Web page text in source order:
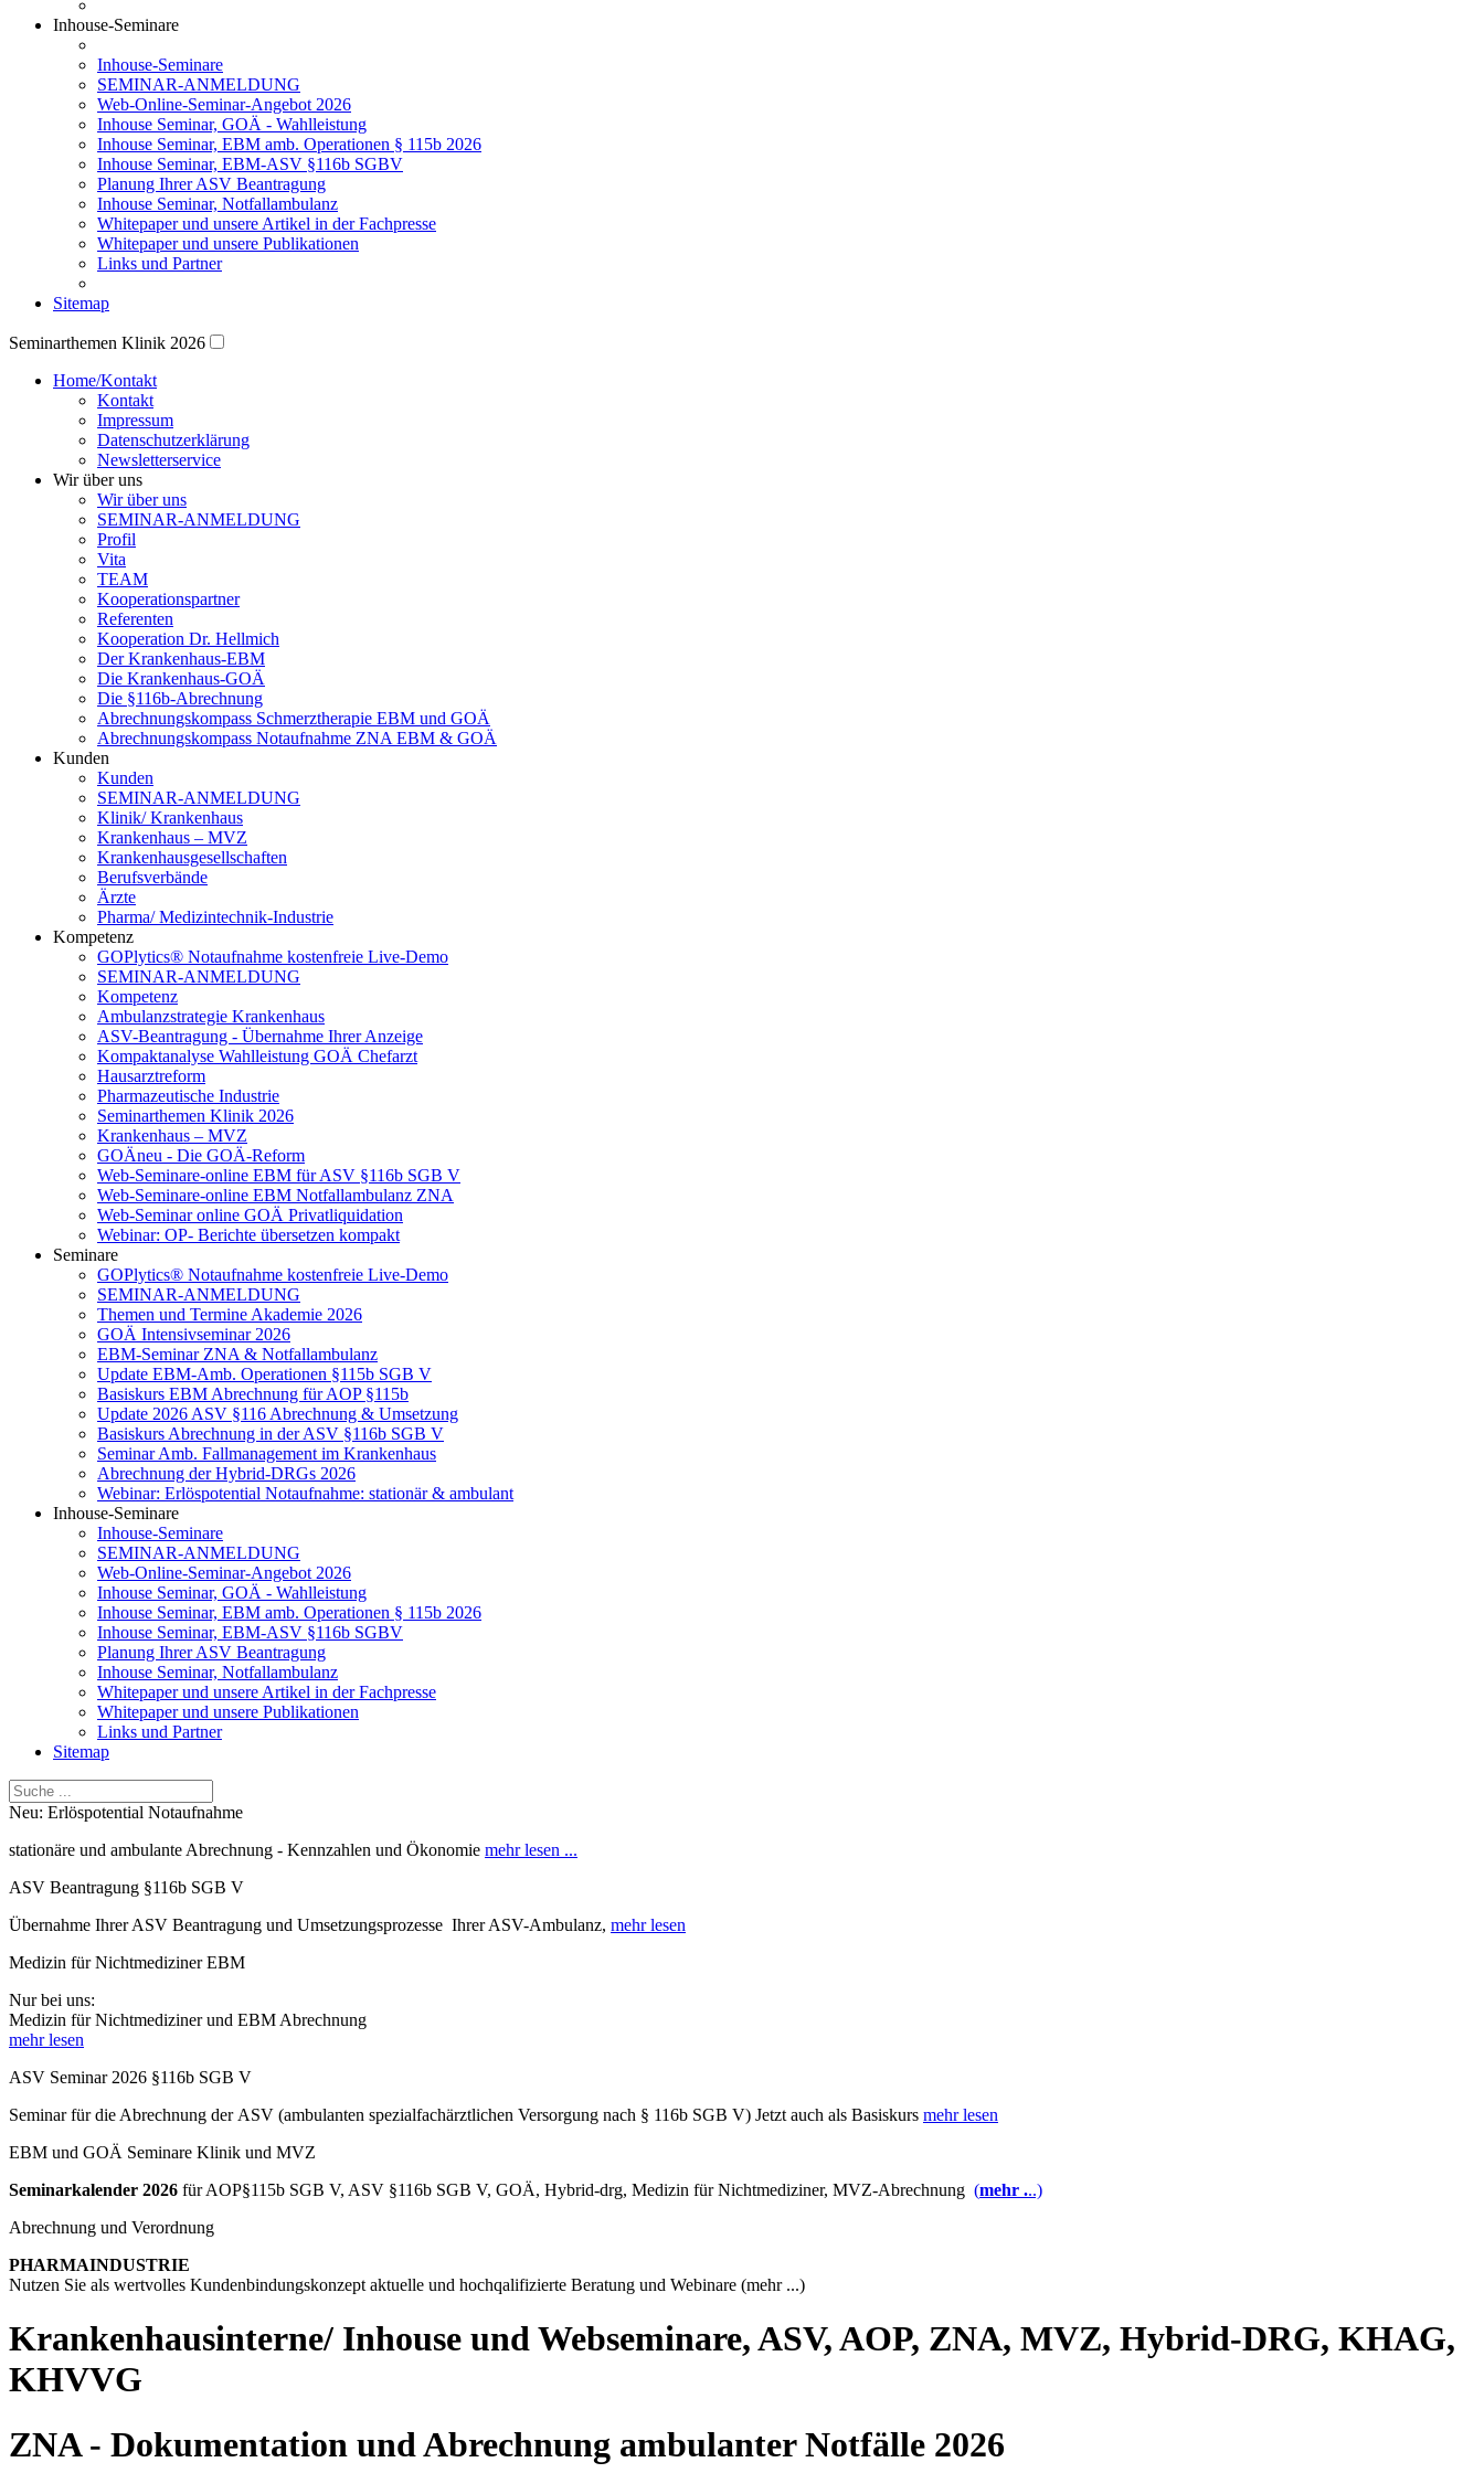
Inhouse-Seminare
Inhouse-Seminare
SEMINAR-ANMELDUNG
Web-Online-Seminar-Angebot 2026
Inhouse Seminar, GOÄ - Wahlleistung
Inhouse Seminar, EBM amb. Operationen § 115b 2026
Inhouse Seminar, EBM-ASV §116b SGBV
Planung Ihrer ASV Beantragung
Inhouse Seminar, Notfallambulanz
Whitepaper und unsere Artikel in der Fachpresse
Whitepaper und unsere Publikationen
Links und Partner
Sitemap
Seminarthemen Klinik 2026
Home/Kontakt
Kontakt
Impressum
Datenschutzerklärung
Newsletterservice
Wir über uns
Wir über uns
SEMINAR-ANMELDUNG
Profil
Vita
TEAM
Kooperationspartner
Referenten
Kooperation Dr. Hellmich
Der Krankenhaus-EBM
Die Krankenhaus-GOÄ
Die §116b-Abrechnung
Abrechnungskompass Schmerztherapie EBM und GOÄ
Abrechnungskompass Notaufnahme ZNA EBM & GOÄ
Kunden
Kunden
SEMINAR-ANMELDUNG
Klinik/ Krankenhaus
Krankenhaus – MVZ
Krankenhausgesellschaften
Berufsverbände
Ärzte
Pharma/ Medizintechnik-Industrie
Kompetenz
GOPlytics® Notaufnahme kostenfreie Live-Demo
SEMINAR-ANMELDUNG
Kompetenz
Ambulanzstrategie Krankenhaus
ASV-Beantragung - Übernahme Ihrer Anzeige
Kompaktanalyse Wahlleistung GOÄ Chefarzt
Hausarztreform
Pharmazeutische Industrie
Seminarthemen Klinik 2026
Krankenhaus – MVZ
GOÄneu - Die GOÄ-Reform
Web-Seminare-online EBM für ASV §116b SGB V
Web-Seminare-online EBM Notfallambulanz ZNA
Web-Seminar online GOÄ Privatliquidation
Webinar: OP- Berichte übersetzen kompakt
Seminare
GOPlytics® Notaufnahme kostenfreie Live-Demo
SEMINAR-ANMELDUNG
Themen und Termine Akademie 2026
GOÄ Intensivseminar 2026
EBM-Seminar ZNA & Notfallambulanz
Update EBM-Amb. Operationen §115b SGB V
Basiskurs EBM Abrechnung für AOP §115b
Update 2026 ASV §116 Abrechnung & Umsetzung
Basiskurs Abrechnung in der ASV §116b SGB V
Seminar Amb. Fallmanagement im Krankenhaus
Abrechnung der Hybrid-DRGs 2026
Webinar: Erlöspotential Notaufnahme: stationär & ambulant
Inhouse-Seminare
Inhouse-Seminare
SEMINAR-ANMELDUNG
Web-Online-Seminar-Angebot 2026
Inhouse Seminar, GOÄ - Wahlleistung
Inhouse Seminar, EBM amb. Operationen § 115b 2026
Inhouse Seminar, EBM-ASV §116b SGBV
Planung Ihrer ASV Beantragung
Inhouse Seminar, Notfallambulanz
Whitepaper und unsere Artikel in der Fachpresse
Whitepaper und unsere Publikationen
Links und Partner
Sitemap
Neu: Erlöspotential Notaufnahme
stationäre und ambulante Abrechnung - Kennzahlen und Ökonomie mehr lesen ...
ASV Beantragung §116b SGB V
Übernahme Ihrer ASV Beantragung und Umsetzungsprozesse Ihrer ASV-Ambulanz, mehr lesen
Medizin für Nichtmediziner EBM
Nur bei uns:
Medizin für Nichtmediziner und EBM Abrechnung
mehr lesen
ASV Seminar 2026 §116b SGB V
Seminar für die Abrechnung der ASV (ambulanten spezialfachärztlichen Versorgung nach § 116b SGB V) Jetzt auch als Basiskurs mehr lesen
EBM und GOÄ Seminare Klinik und MVZ
Seminarkalender 2026 für AOP§115b SGB V, ASV §116b SGB V, GOÄ, Hybrid-drg, Medizin für Nichtmediziner, MVZ-Abrechnung (mehr ...)
Abrechnung und Verordnung
PHARMAINDUSTRIE
Nutzen Sie als wertvolles Kundenbindungskonzept aktuelle und hochqalifizierte Beratung und Webinare (mehr ...)
Krankenhausinterne/ Inhouse und Webseminare, ASV, AOP, ZNA, MVZ, Hybrid-DRG, KHAG,
KHVVG
ZNA - Dokumentation und Abrechnung ambulanter Notfälle 2026